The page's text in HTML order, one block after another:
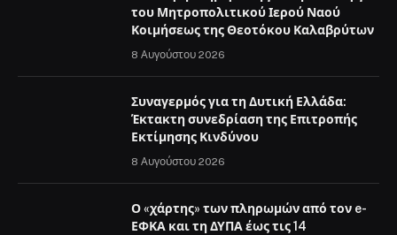
του Μητροπολιτικού Ιερού Ναού
Κοιμήσεως της Θεοτόκου Καλαβρύτων
8 Αυγούστου 2026
Συναγερμός για τη Δυτική Ελλάδα:
Έκτακτη συνεδρίαση της Επιτροπής
Εκτίμησης Κινδύνου
8 Αυγούστου 2026
Ο «χάρτης» των πληρωμών από τον e-
ΕΦΚΑ και τη ΔΥΠΑ έως τις 14